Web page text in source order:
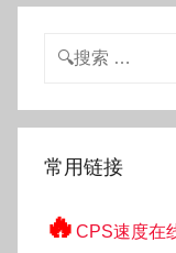
搜
常用链接
🔥 CPS速度在